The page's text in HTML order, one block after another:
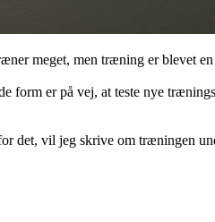
meget, men træning er blevet
er på vej, at teste nye
det, vil jeg skrive om træningen